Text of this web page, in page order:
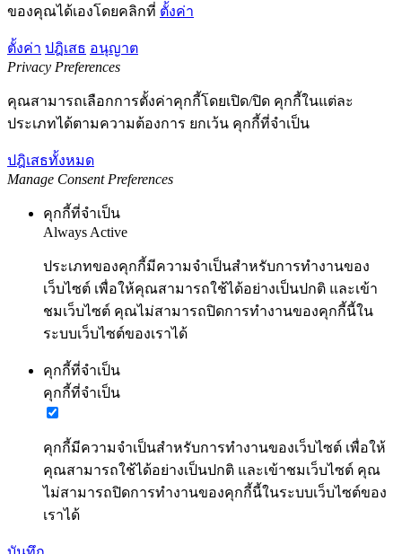
ของคุณได้เองโดยคลิกที่ ตั้งค่า
ตั้งค่า ปฎิเสธ อนุญาต
Privacy Preferences
คุณสามารถเลือกการตั้งค่าคุกกี้โดยเปิด/ปิด คุกกี้ในแต่ละ
ประเภทได้ตามความต้องการ ยกเว้น คุกกี้ที่จำเป็น
ปฎิเสธทั้งหมด
Manage Consent Preferences
คุกกี้ที่จำเป็น
Always Active
ประเภทของคุกกี้มีความจำเป็นสำหรับการทำงานของ
เว็บไซต์ เพื่อให้คุณสามารถใช้ได้อย่างเป็นปกติ และเข้า
ชมเว็บไซต์ คุณไม่สามารถปิดการทำงานของคุกกี้นี้ใน
ระบบเว็บไซต์ของเราได้
คุกกี้ที่จำเป็น
คุกกี้ที่จำเป็น
คุกกี้มีความจำเป็นสำหรับการทำงานของเว็บไซต์ เพื่อให้
คุณสามารถใช้ได้อย่างเป็นปกติ และเข้าชมเว็บไซต์ คุณ
ไม่สามารถปิดการทำงานของคุกกี้นี้ในระบบเว็บไซต์ของ
เราได้